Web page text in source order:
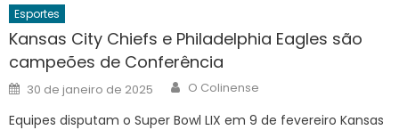
Esportes
Kansas City Chiefs e Philadelphia Eagles são
campeões de Conferência
Posted
on
30 de janeiro de 2025 Author
O Colinense
Equipes disputam o Super Bowl LIX em 9 de fevereiro Kansas